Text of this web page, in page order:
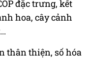
đặc trưng, kết
hoa, cây cảnh
thân thiện, số hóa